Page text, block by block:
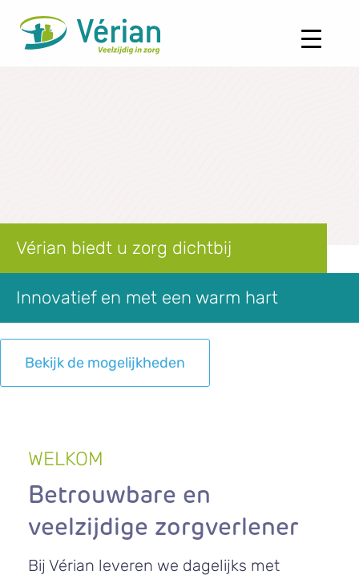
Vérian biedt u zorg dichtbij
Innovatief en met een warm hart
Bekijk de mogelijkheden
WELKOM
Betrouwbare en
veelzijdige zorgverlener
Bij Vérian leveren we dagelijks met